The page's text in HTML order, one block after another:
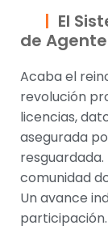
El
de
Acaba el
revolución
licencias,
asegurada
comunidad
Un avance
participación.